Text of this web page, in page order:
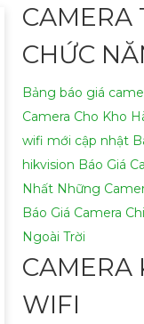
CAMERA
CHỨC
Bảng báo giá
Camera Cho Kho
wifi mới cập nhật
hikvision Báo Giá
Nhất Những
Báo Giá Camera
Ngoài Trời
CAMERA
WIFI